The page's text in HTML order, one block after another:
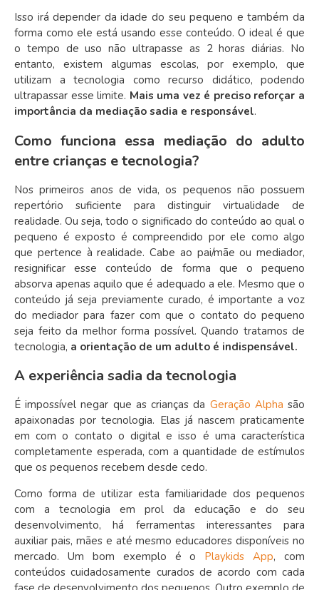
Isso irá depender da idade do seu pequeno e também da
forma como ele está usando esse conteúdo. O ideal é que
o tempo de uso não ultrapasse as 2 horas diárias. No
entanto, existem algumas escolas, por exemplo, que
utilizam a tecnologia como recurso didático, podendo
ultrapassar esse limite. Mais uma vez é preciso reforçar a
importância da mediação sadia e responsável.
Como funciona essa mediação do adulto
entre crianças e tecnologia?
Nos primeiros anos de vida, os pequenos não possuem
repertório suficiente para distinguir virtualidade de
realidade. Ou seja, todo o significado do conteúdo ao qual o
pequeno é exposto é compreendido por ele como algo
que pertence à realidade. Cabe ao pai/mãe ou mediador,
resignificar esse conteúdo de forma que o pequeno
absorva apenas aquilo que é adequado a ele. Mesmo que o
conteúdo já seja previamente curado, é importante a voz
do mediador para fazer com que o contato do pequeno
seja feito da melhor forma possível. Quando tratamos de
tecnologia, a orientação de um adulto é indispensável.
A experiência sadia da tecnologia
É impossível negar que as crianças da Geração Alpha são
apaixonadas por tecnologia. Elas já nascem praticamente
em com o contato o digital e isso é uma característica
completamente esperada, com a quantidade de estímulos
que os pequenos recebem desde cedo.
Como forma de utilizar esta familiaridade dos pequenos
com a tecnologia em prol da educação e do seu
desenvolvimento, há ferramentas interessantes para
auxiliar pais, mães e até mesmo educadores disponíveis no
mercado. Um bom exemplo é o Playkids App, com
conteúdos cuidadosamente curados de acordo com cada